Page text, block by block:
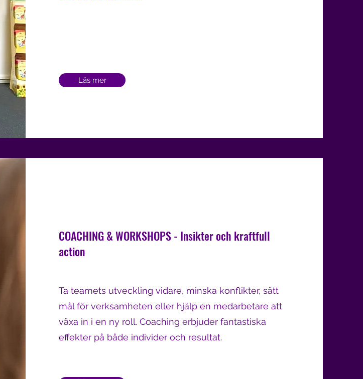
Läs mer
COACHING & WORKSHOPS - Insikter och kraftfull
action
Ta teamets utveckling vidare, minska konflikter, sätt
mål för verksamheten eller hjälp en medarbetare att
växa in i en ny roll. Coaching erbjuder fantastiska
effekter på både individer och resultat.